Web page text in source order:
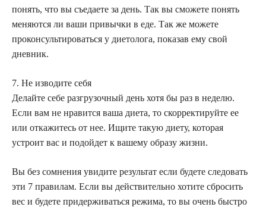
понять, что вы съедаете за день. Так вы сможете понять
меняются ли ваши привычки в еде. Так же можете
проконсультироваться у диетолога, показав ему свой
дневник.
7. Не изводите себя
Делайте себе разгрузочный день хотя бы раз в неделю.
Если вам не нравится ваша диета, то скорректируйте ее
или откажитесь от нее. Ищите такую диету, которая
устроит вас и подойдет к вашему образу жизни.
Вы без сомнения увидите результат если будете следовать
эти 7 правилам. Если вы действительно хотите сбросить
вес и будете придерживаться режима, то вы очень быстро